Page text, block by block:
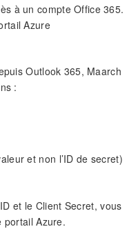
à un compte Office 365.
Azure
Outlook 365, Maarch
:
et non l’ID de secret)
et le Client Secret, vous
portail Azure.